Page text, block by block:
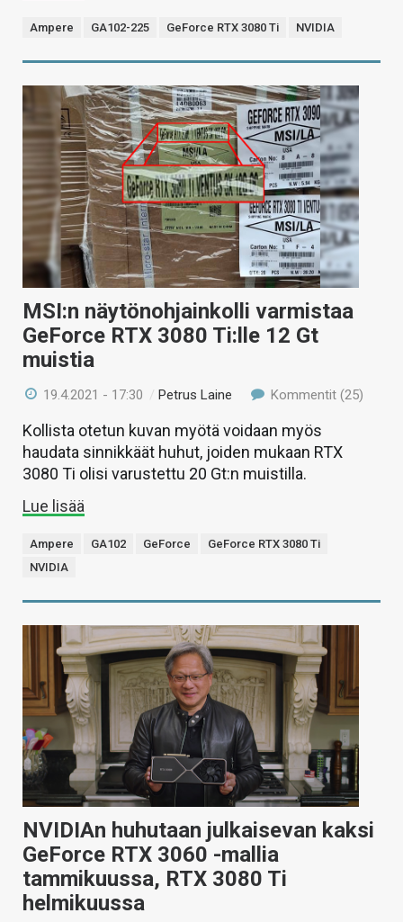
Ampere GA102-225 GeForce RTX 3080 Ti NVIDIA
MSI:n näytönohjainkolli varmistaa
GeForce RTX 3080 Ti:lle 12 Gt
muistia
19.4.2021 - 17:30 /Petrus Laine Kommentit (25)
Kollista otetun kuvan myötä voidaan myös
haudata sinnikkäät huhut, joiden mukaan RTX
3080 Ti olisi varustettu 20 Gt:n muistilla.
Lue lisää
Ampere GA102 GeForce
GeForce RTX 3080 Ti
NVIDIA
NVIDIAn huhutaan julkaisevan kaksi
GeForce RTX 3060 -mallia
tammikuussa, RTX 3080 Ti
helmikuussa